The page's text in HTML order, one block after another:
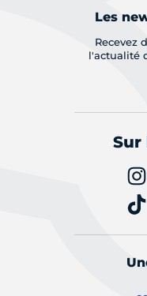
Les
Recevez
l'actualité
Sur